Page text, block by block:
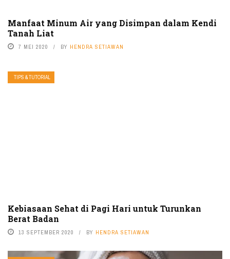
Manfaat Minum Air yang Disimpan dalam Kendi
Tanah Liat
7 MEI 2020 BY HENDRA SETIAWAN
TIPS & TUTORIAL
Kebiasaan Sehat di Pagi Hari untuk Turunkan
Berat Badan
13 SEPTEMBER 2020 BY HENDRA SETIAWAN